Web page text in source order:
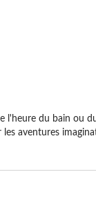
du bain
aventures